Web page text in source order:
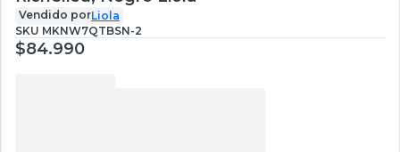
Vendido porLiola
SKU MKNW7QTBSN-2
$84.990